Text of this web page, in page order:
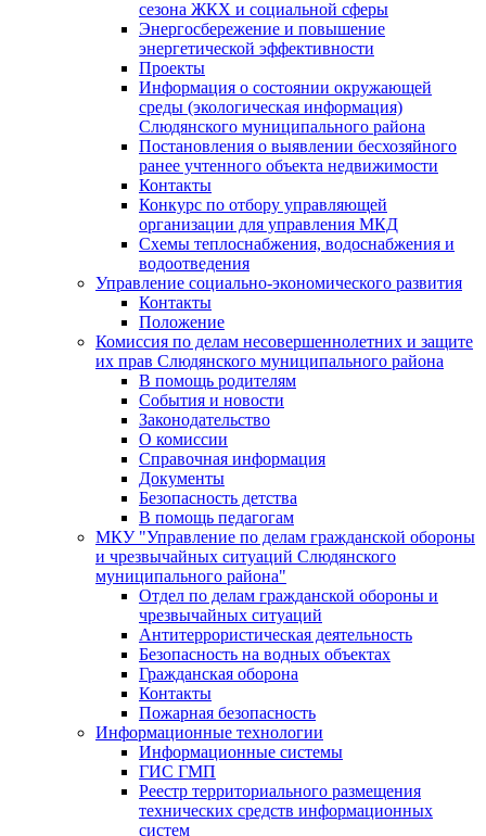
сезона ЖКХ и социальной сферы
Энергосбережение и повышение
энергетической эффективности
Проекты
Информация о состоянии окружающей
среды (экологическая информация)
Слюдянского муниципального района
Постановления о выявлении бесхозяйного
ранее учтенного объекта недвижимости
Контакты
Конкурс по отбору управляющей
организации для управления МКД
Схемы теплоснабжения, водоснабжения и
водоотведения
Управление социально-экономического развития
Контакты
Положение
Комиссия по делам несовершеннолетних и защите
их прав Слюдянского муниципального района
В помощь родителям
События и новости
Законодательство
О комиссии
Справочная информация
Документы
Безопасность детства
В помощь педагогам
МКУ "Управление по делам гражданской обороны
и чрезвычайных ситуаций Слюдянского
муниципального района"
Отдел по делам гражданской обороны и
чрезвычайных ситуаций
Антитеррористическая деятельность
Безопасность на водных объектах
Гражданская оборона
Контакты
Пожарная безопасность
Информационные технологии
Информационные системы
ГИС ГМП
Реестр территориального размещения
технических средств информационных
систем